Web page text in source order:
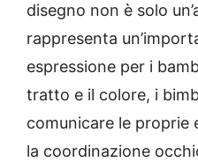
disegno non è solo
rappresenta
espressione per i
tratto e il colore, i
comunicare le proprie
la coordinazione